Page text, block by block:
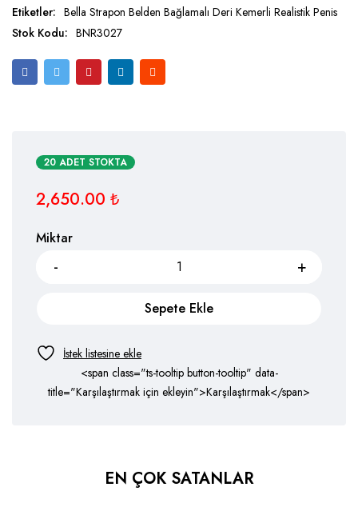
20 ADET STOKTA
2,650.00 ₺
Miktar
Sepete Ekle
<span class="ts-tooltip button-tooltip" data-
title="Karşılaştırmak için ekleyin">Karşılaştırmak</span>
Etiketler: Bella Strapon Belden Bağlamalı Deri Kemerli Realistik Penis
Stok Kodu: BNR3027
EN ÇOK SATANLAR